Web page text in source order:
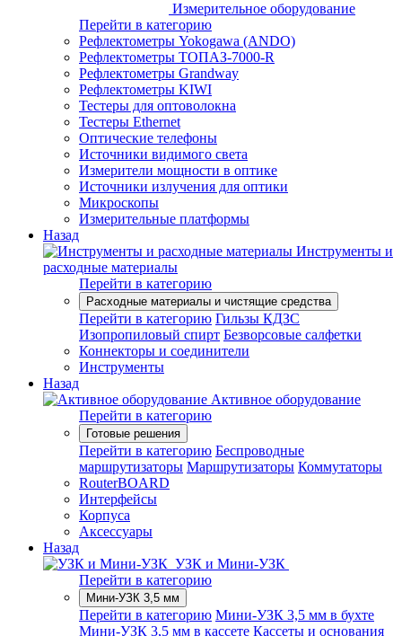
Измерительное оборудование
Перейти в категорию
Рефлектометры Yokogawa (ANDO)
Рефлектометры ТОПАЗ-7000-R
Рефлектометры Grandway
Рефлектометры KIWI
Тестеры для оптоволокна
Тестеры Ethernet
Оптические телефоны
Источники видимого света
Измерители мощности в оптике
Источники излучения для оптики
Микроскопы
Измерительные платформы
Назад
Инструменты и
расходные материалы
Перейти в категорию
Расходные материалы и чистящие средства
Перейти в категорию Гильзы КДЗС
Изопропиловый спирт Безворсовые салфетки
Коннекторы и соединители
Инструменты
Назад
Активное оборудование
Перейти в категорию
Готовые решения
Перейти в категорию Беспроводные
маршрутизаторы Маршрутизаторы Коммутаторы
RouterBOARD
Интерфейсы
Корпуса
Аксессуары
Назад
УЗК и Мини-УЗК
Перейти в категорию
Мини-УЗК 3,5 мм
Перейти в категорию Мини-УЗК 3,5 мм в бухте
Мини-УЗК 3,5 мм в кассете Кассеты и основания